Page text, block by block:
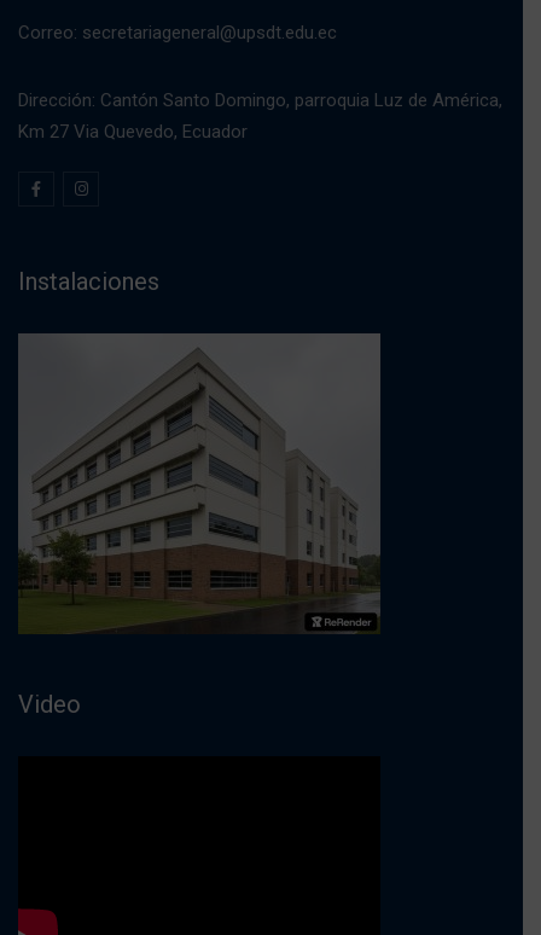
Correo: secretariageneral@upsdt.edu.ec
Dirección: Cantón Santo Domingo, parroquia Luz de América,
Km 27 Via Quevedo, Ecuador
Instalaciones
Video